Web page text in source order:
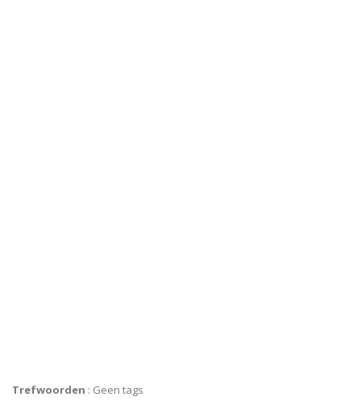
Trefwoorden : Geen tags